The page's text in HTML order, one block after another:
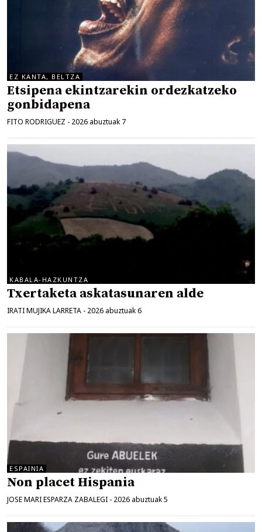
EZ KANTA, BELTZA
Etsipena ekintzarekin ordezkatzeko
gonbidapena
FITO RODRIGUEZ - 2026 abuztuak 7
KABALA-HAZKUNTZA
Txertaketa askatasunaren alde
IRATI MUJIKA LARRETA - 2026 abuztuak 6
ESPAINIA
Non placet Hispania
JOSE MARI ESPARZA ZABALEGI - 2026 abuztuak 5